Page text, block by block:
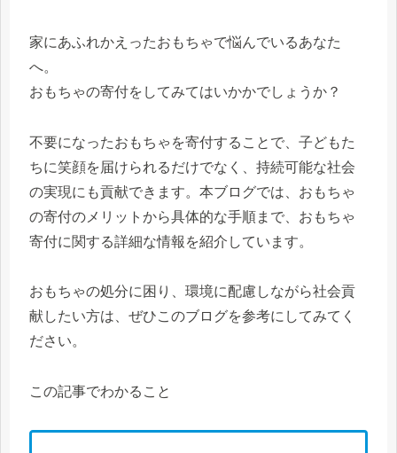
家にあふれかえったおもちゃで悩んでいるあなた
へ。
おもちゃの寄付をしてみてはいかかでしょうか？
不要になったおもちゃを寄付することで、子どもた
ちに笑顔を届けられるだけでなく、持続可能な社会
の実現にも貢献できます。本ブログでは、おもちゃ
の寄付のメリットから具体的な手順まで、おもちゃ
寄付に関する詳細な情報を紹介しています。
おもちゃの処分に困り、環境に配慮しながら社会貢
献したい方は、ぜひこのブログを参考にしてみてく
ださい。
この記事でわかること